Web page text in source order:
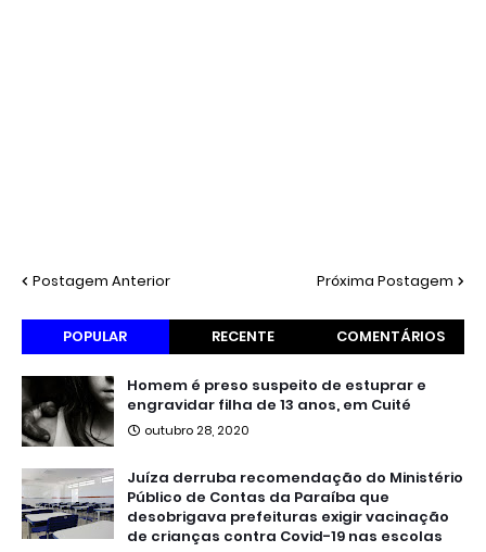
Postagem Anterior Próxima Postagem
POPULAR RECENTE COMENTÁRIOS
Homem é preso suspeito de estuprar e
engravidar filha de 13 anos, em Cuité
outubro 28, 2020
Juíza derruba recomendação do Ministério
Público de Contas da Paraíba que
desobrigava prefeituras exigir vacinação
de crianças contra Covid-19 nas escolas